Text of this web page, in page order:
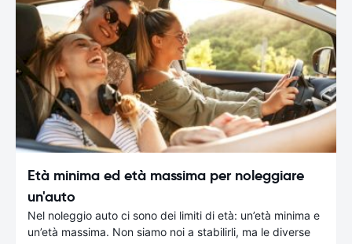
Età minima ed età massima per noleggiare
un'auto
Nel noleggio auto ci sono dei limiti di età: un’età minima e
un’età massima. Non siamo noi a stabilirli, ma le diverse